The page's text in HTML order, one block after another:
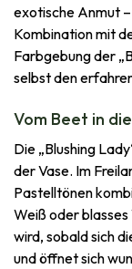
exotische Anmut
Kombination mit
Farbgebung der
selbst den
Vom Beet in
Die „Blushing
der Vase. Im
Pastelltönen
Weiß oder blasses
wird, sobald sich
und öffnet sich